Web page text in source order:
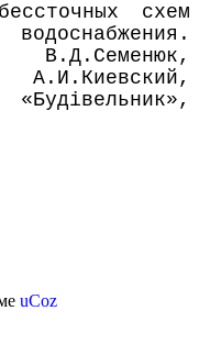
схем
uCoz